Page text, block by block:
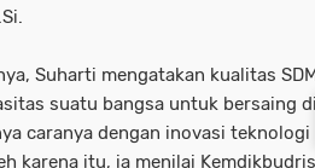
Suharti mengatakan kualitas
suatu bangsa untuk bersaing di
caranya dengan inovasi teknologi
karena itu, ia menilai